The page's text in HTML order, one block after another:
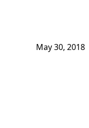
May 30, 2018